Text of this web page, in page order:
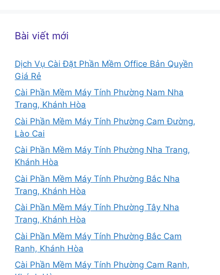
Bài viết mới
Dịch Vụ Cài Đặt Phần Mềm Office Bản Quyền
Giá Rẻ
Cài Phần Mềm Máy Tính Phường Nam Nha
Trang, Khánh Hòa
Cài Phần Mềm Máy Tính Phường Cam Đường,
Lào Cai
Cài Phần Mềm Máy Tính Phường Nha Trang,
Khánh Hòa
Cài Phần Mềm Máy Tính Phường Bắc Nha
Trang, Khánh Hòa
Cài Phần Mềm Máy Tính Phường Tây Nha
Trang, Khánh Hòa
Cài Phần Mềm Máy Tính Phường Bắc Cam
Ranh, Khánh Hòa
Cài Phần Mềm Máy Tính Phường Cam Ranh,